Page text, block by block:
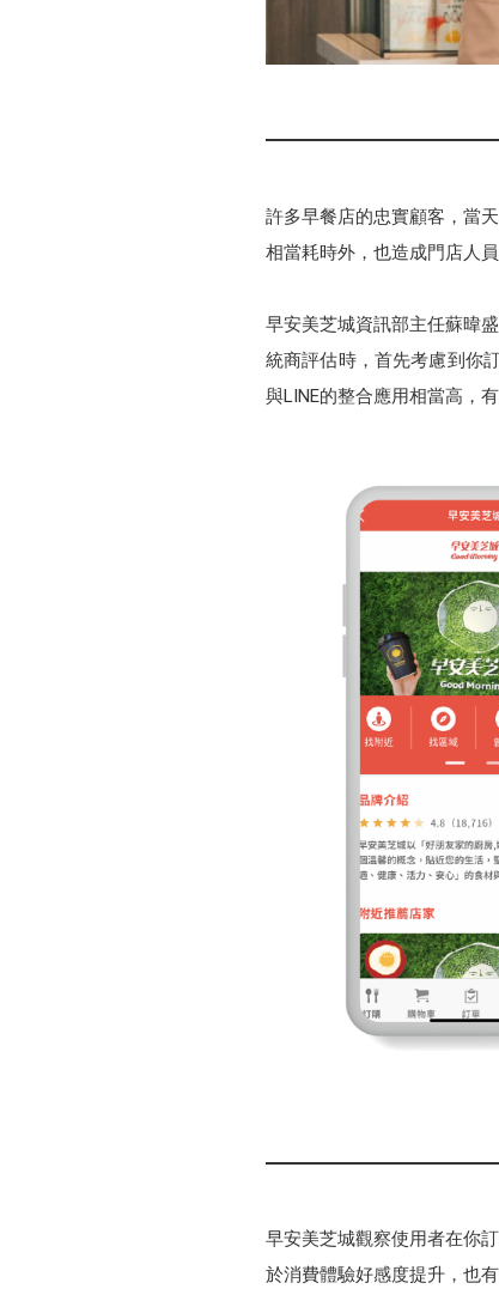
許多早餐店的忠實顧客，當
相當耗時外，也造成門店人
早安美芝城資訊部主任蘇暐
統商評估時，首先考慮到你
與LINE的整合應用相當高，
早安美芝城觀察使用者在你
於消費體驗好感度提升，也